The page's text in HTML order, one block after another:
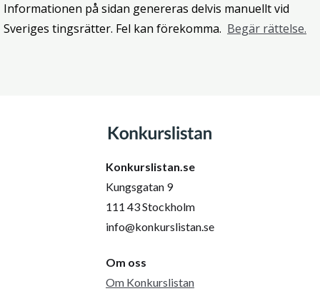
Informationen på sidan genereras delvis manuellt vid
Sveriges tingsrätter. Fel kan förekomma. Begär rättelse.
Konkurslistan.se
Kungsgatan 9
111 43 Stockholm
info@konkurslistan.se
Om oss
Om Konkurslistan